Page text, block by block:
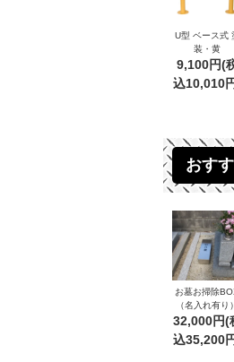
U型 ベース式
装・黄
9,100円(
込10,010
おす
お墓お掃除
（名入れ有り）
32,000円(
込35,200